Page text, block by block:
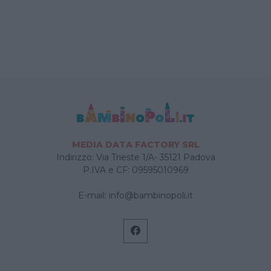
MEDIA DATA FACTORY SRL
Indirizzo: Via Trieste 1/A- 35121 Padova
P.IVA e CF: 09595010969
E-mail: info@bambinopoli.it